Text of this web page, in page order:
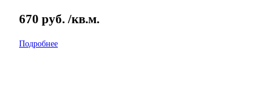
670 руб. /кв.м.
Подробнее